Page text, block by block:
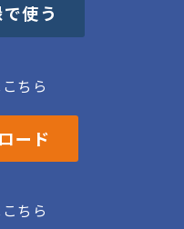
使う
ちら
ード
ちら